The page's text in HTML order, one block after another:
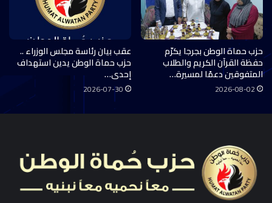
حزب حماة الوطن بجرجا يكرّم
حفظة القرآن الكريم والطلاب
المتفوقين دعمًا لمسيرة…
2026-08-02
عقب بيان رئاسة مجلس الوزراء ..
حزب حماة الوطن يدين استهداف
إحدى…
2026-07-30